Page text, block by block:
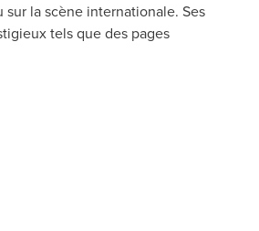
la scène internationale. Ses
tels que des pages